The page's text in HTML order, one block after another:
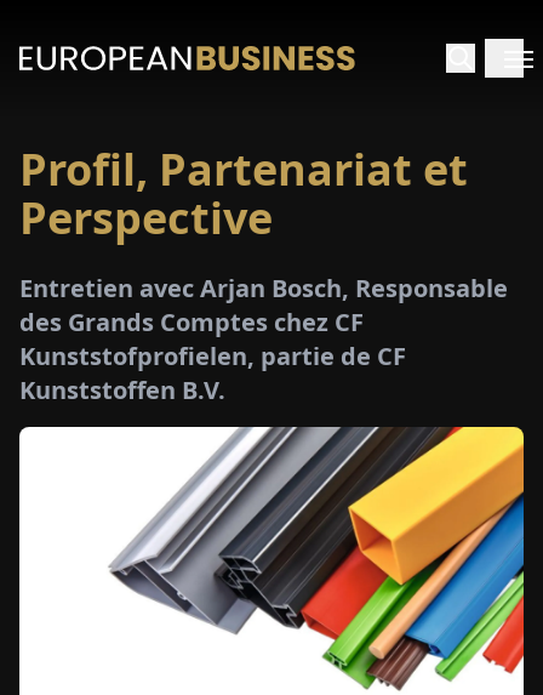
Profil, Partenariat et
Perspective
Entretien avec Arjan Bosch, Responsable
des Grands Comptes chez CF
Kunststofprofielen, partie de CF
Kunststoffen B.V.